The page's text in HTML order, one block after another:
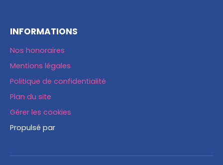
INFORMATIONS
Nos honoraires
Mentions légales
Politique de confidentialité
Plan du site
Gérer les cookies
Propulsé par